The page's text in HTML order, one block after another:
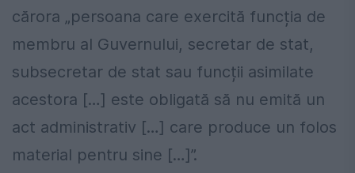
cărora „persoana care exercită funcția de
membru al Guvernului, secretar de stat,
subsecretar de stat sau funcții asimilate
acestora […] este obligată să nu emită un
act administrativ […] care produce un folos
material pentru sine […]”.